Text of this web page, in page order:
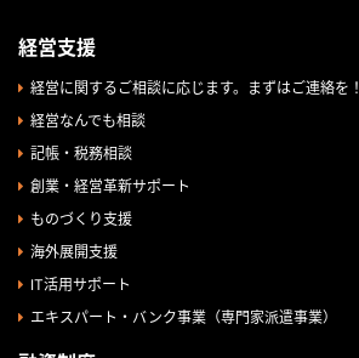
経営支援
経営に関するご相談に応じます。まずはご連絡を！
経営なんでも相談
記帳・税務相談
創業・経営革新サポート
ものづくり支援
海外展開支援
IT活用サポート
エキスパート・バンク事業（専門家派遣事業）